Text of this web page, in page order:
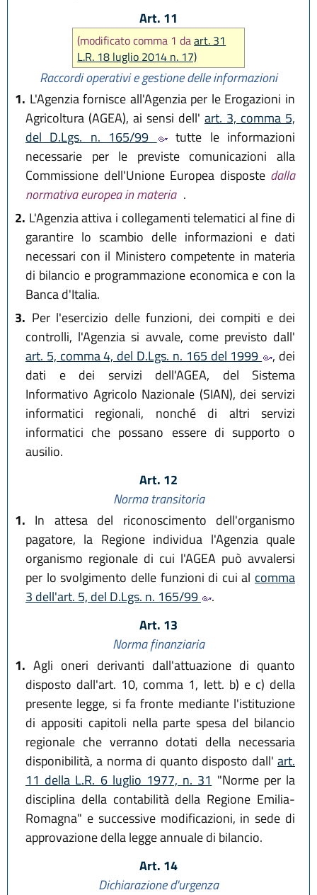
Art. 11
(modificato comma 1 daart. 31
L.R. 18 luglio 2014 n. 17)
Raccordi operativi e gestione delle informazioni
1. L'Agenzia fornisce all'Agenzia per le Erogazioni in
Agricoltura (AGEA), ai sensi dell' art. 3, comma 5,
del D.Lgs. n. 165/99
tutte le informazioni
necessarie per le previste comunicazioni alla
Commissione dell'Unione Europea disposte dalla
normativa europea in materia .
2. L'Agenzia attiva i collegamenti telematici al fine di
garantire lo scambio delle informazioni e dati
necessari con il Ministero competente in materia
di bilancio e programmazione economica e con la
Banca d'Italia.
3. Per l'esercizio delle funzioni, dei compiti e dei
controlli, l'Agenzia si avvale, come previsto dall'
art. 5, comma 4, del D.Lgs. n. 165 del 1999
, dei
dati e dei servizi dell'AGEA, del Sistema
Informativo Agricolo Nazionale (SIAN), dei servizi
informatici regionali, nonché di altri servizi
informatici che possano essere di supporto o
ausilio.
Art. 12
Norma transitoria
1. In attesa del riconoscimento dell'organismo
pagatore, la Regione individua l'Agenzia quale
organismo regionale di cui l'AGEA può avvalersi
per lo svolgimento delle funzioni di cui al comma
3 dell'art. 5, del D.Lgs. n. 165/99
.
Art. 13
Norma finanziaria
1. Agli oneri derivanti dall'attuazione di quanto
disposto dall'art. 10, comma 1, lett. b) e c) della
presente legge, si fa fronte mediante l'istituzione
di appositi capitoli nella parte spesa del bilancio
regionale che verranno dotati della necessaria
disponibilità, a norma di quanto disposto dall' art.
11 della L.R. 6 luglio 1977, n. 31 "Norme per la
disciplina della contabilità della Regione Emilia-
Romagna" e successive modificazioni, in sede di
approvazione della legge annuale di bilancio.
Art. 14
Dichiarazione d'urgenza